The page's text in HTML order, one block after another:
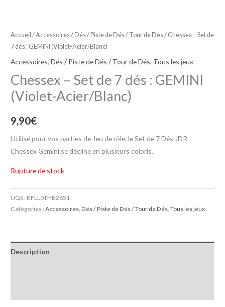
Accueil /Accessoires/ Dés / Piste de Dés / Tour de Dés/ Chessex – Set de
7 dés : GEMINI (Violet-Acier/Blanc)
Accessoires,Dés / Piste de Dés / Tour de Dés, Tous les jeux
Chessex – Set de 7 dés : GEMINI
(Violet-Acier/Blanc)
9,90€
Utilisé pour vos parties de Jeu de rôle, le Set de 7 Dés JDR
Chessex Gemini se décline en plusieurs coloris.
Rupture de stock
UGS : KFLL0THB2651
Catégories :Accessoires ,Dés / Piste de Dés / Tour de Dés ,Tous les jeux
Description